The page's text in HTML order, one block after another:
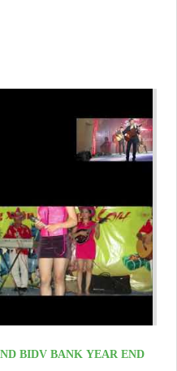
BIDV BANK YEAR END